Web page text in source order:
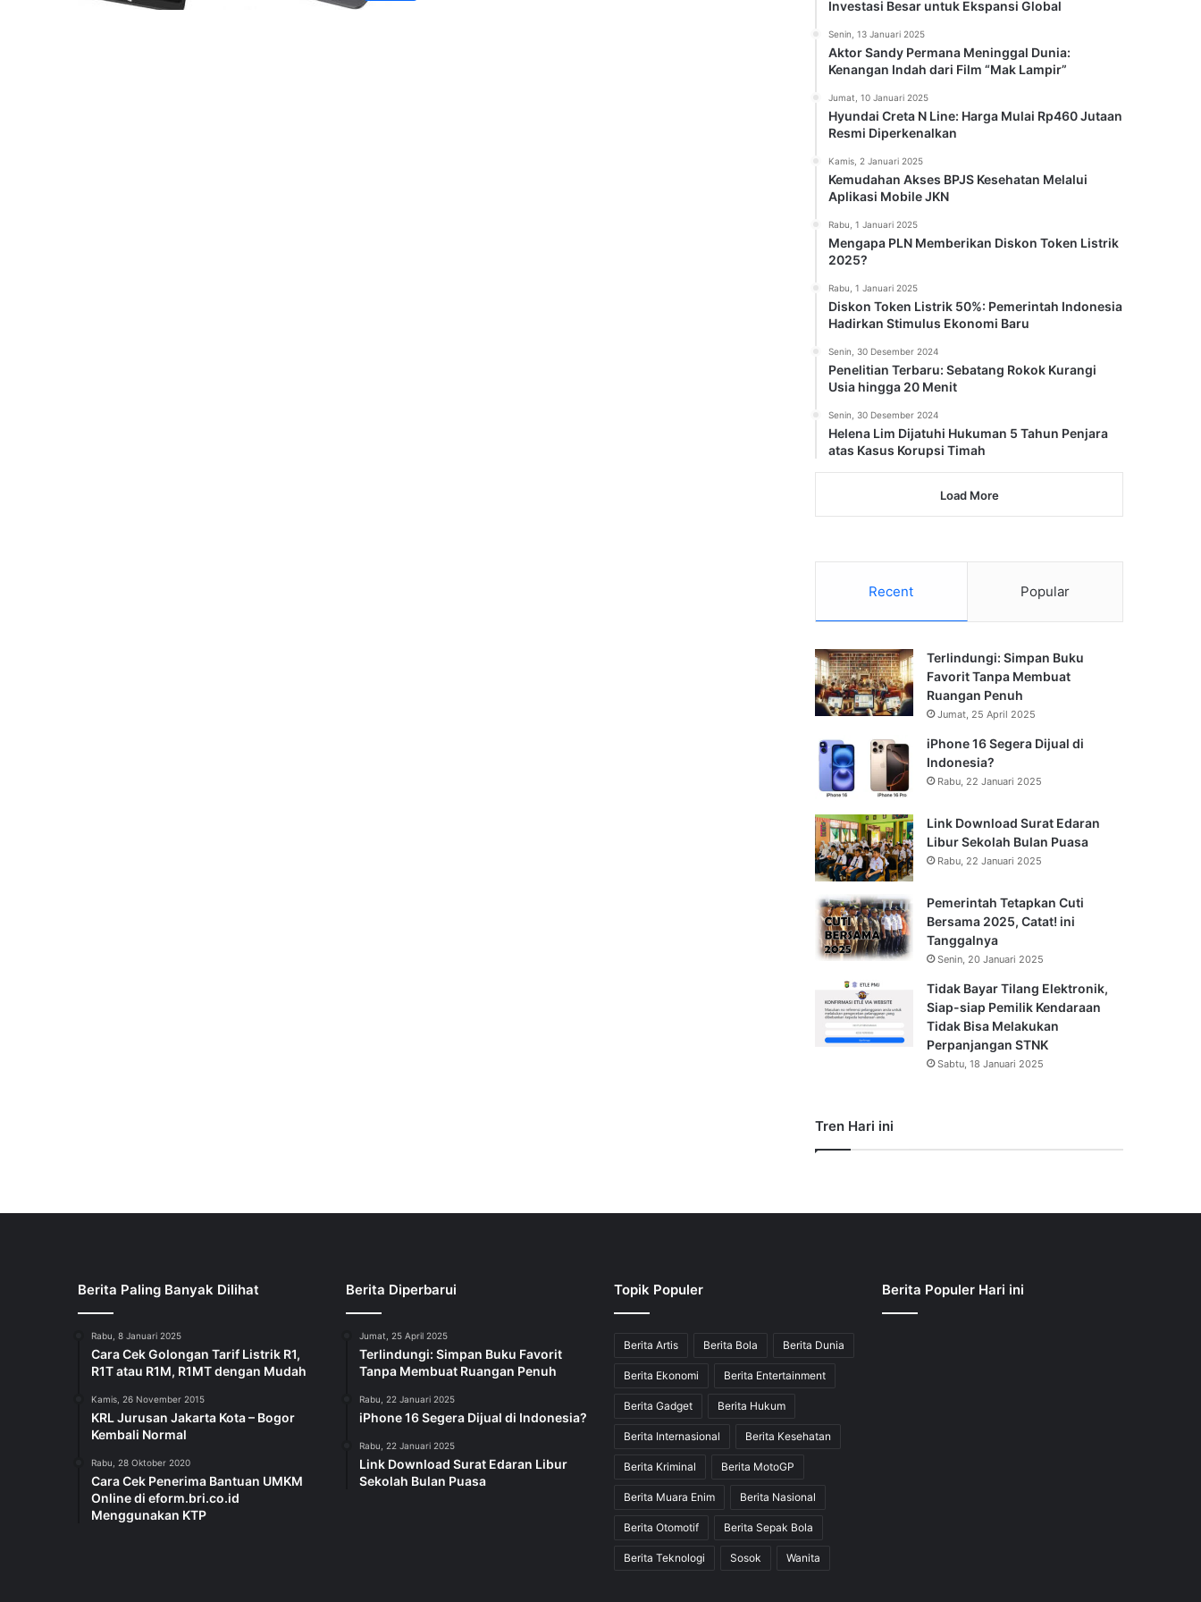
Investasi Besar untuk Ekspansi Global
Senin, 13 Januari 2025
Aktor Sandy Permana Meninggal Dunia:
Kenangan Indah dari Film “Mak Lampir”
Jumat, 10 Januari 2025
Hyundai Creta N Line: Harga Mulai Rp460 Jutaan
Resmi Diperkenalkan
Kamis, 2 Januari 2025
Kemudahan Akses BPJS Kesehatan Melalui
Aplikasi Mobile JKN
Rabu, 1 Januari 2025
Mengapa PLN Memberikan Diskon Token Listrik
2025?
Rabu, 1 Januari 2025
Diskon Token Listrik 50%: Pemerintah Indonesia
Hadirkan Stimulus Ekonomi Baru
Senin, 30 Desember 2024
Penelitian Terbaru: Sebatang Rokok Kurangi
Usia hingga 20 Menit
Senin, 30 Desember 2024
Helena Lim Dijatuhi Hukuman 5 Tahun Penjara
atas Kasus Korupsi Timah
Load More
Recent Popular
Terlindungi: Simpan Buku
Favorit Tanpa Membuat
Ruangan Penuh
Jumat, 25 April 2025
iPhone 16 Segera Dijual di
Indonesia?
Rabu, 22 Januari 2025
Link Download Surat Edaran
Libur Sekolah Bulan Puasa
Rabu, 22 Januari 2025
Pemerintah Tetapkan Cuti
Bersama 2025, Catat! ini
Tanggalnya
Senin, 20 Januari 2025
Tidak Bayar Tilang Elektronik,
Siap-siap Pemilik Kendaraan
Tidak Bisa Melakukan
Perpanjangan STNK
Sabtu, 18 Januari 2025
Tren Hari ini
Berita Paling Banyak Dilihat
Rabu, 8 Januari 2025
Cara Cek Golongan Tarif Listrik R1,
R1T atau R1M, R1MT dengan Mudah
Kamis, 26 November 2015
KRL Jurusan Jakarta Kota – Bogor
Kembali Normal
Rabu, 28 Oktober 2020
Cara Cek Penerima Bantuan UMKM
Online di eform.bri.co.id
Menggunakan KTP
Berita Diperbarui
Jumat, 25 April 2025
Terlindungi: Simpan Buku Favorit
Tanpa Membuat Ruangan Penuh
Rabu, 22 Januari 2025
iPhone 16 Segera Dijual di Indonesia?
Rabu, 22 Januari 2025
Link Download Surat Edaran Libur
Sekolah Bulan Puasa
Topik Populer
Berita Artis Berita Bola Berita Dunia
Berita Ekonomi Berita Entertainment
Berita Gadget Berita Hukum
Berita Internasional Berita Kesehatan
Berita Kriminal Berita MotoGP
Berita Muara Enim Berita Nasional
Berita Otomotif Berita Sepak Bola
Berita Teknologi Sosok Wanita
Berita Populer Hari ini